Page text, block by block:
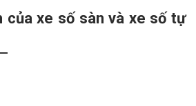
của xe số sàn và xe số tự